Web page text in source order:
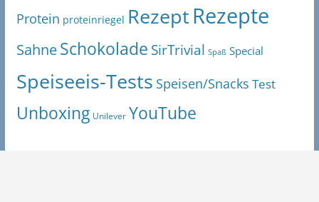
Protein proteinriegel RezeptRezepte
SahneSchokolade SirTrivial Spaß Special
Speiseeis-Tests Speisen/Snacks Test
Unboxing Unilever YouTube